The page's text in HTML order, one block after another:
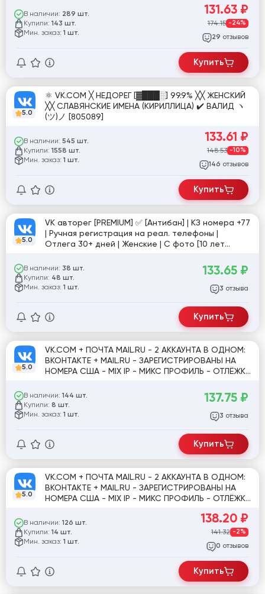
В наличии: 289 шт.
Купили: 143 шт.
Мин. заказ: 1 шт.
131.63 ₽
174.15 -24%
29 отзывов
Купить
5.0
⚛️ VK.COM ╳ НЕДОРЕГ [▓███░] 99.9% ╳╳ ЖЕНСКИЙ
╳╳ СЛАВЯНСКИЕ ИМЕНА (КИРИЛЛИЦА) ✔️ ВАЛИД ヽ
(ツ)ノ [805089]
В наличии: 545 шт.
Купили: 1558 шт.
Мин. заказ: 1 шт.
133.61 ₽
148.53 -10%
146 отзывов
Купить
5.0
VK авторег [PREMIUM] ✅ [Антибан] | КЗ номера +77
| Ручная регистрация на реал. телефоны |
Отлега 30+ дней | Женские | С фото [10 лет
В наличии: 38 шт.
Купили: 48 шт.
Мин. заказ: 1 шт.
133.65 ₽
3 отзыва
Купить
5.0
VK.COM + ПОЧТА MAIL.RU - 2 АККАУНТА В ОДНОМ:
ВКОНТАКТЕ + MAIL.RU - ЗАРЕГИСТРИРОВАНЫ НА
НОМЕРА США - MIX IP - МИКС ПРОФИЛЬ - ОТЛЁЖКА
В наличии: 144 шт.
Купили: 8 шт.
Мин. заказ: 1 шт.
137.75 ₽
3 отзыва
Купить
5.0
VK.COM + ПОЧТА MAIL.RU - 2 АККАУНТА В ОДНОМ:
ВКОНТАКТЕ + MAIL.RU - ЗАРЕГИСТРИРОВАНЫ НА
НОМЕРА США - MIX IP - МИКС ПРОФИЛЬ - ОТЛЁЖКА
В наличии: 126 шт.
Купили: 14 шт.
Мин. заказ: 1 шт.
138.20 ₽
141.32 -2%
0 отзывов
Купить